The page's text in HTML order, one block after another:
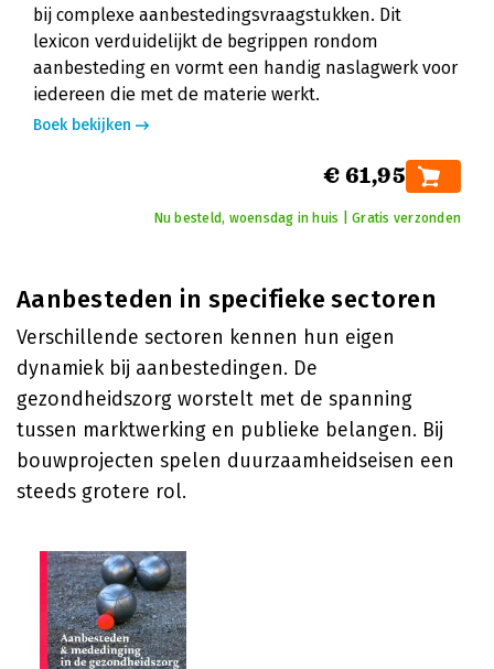
bij complexe aanbestedingsvraagstukken. Dit
lexicon verduidelijkt de begrippen rondom
aanbesteding en vormt een handig naslagwerk voor
iedereen die met de materie werkt.
Boek bekijken
€ 61,95
Nu besteld, woensdag in huis | Gratis verzonden
Aanbesteden in specifieke sectoren
Verschillende sectoren kennen hun eigen
dynamiek bij aanbestedingen. De
gezondheidszorg worstelt met de spanning
tussen marktwerking en publieke belangen. Bij
bouwprojecten spelen duurzaamheidseisen een
steeds grotere rol.